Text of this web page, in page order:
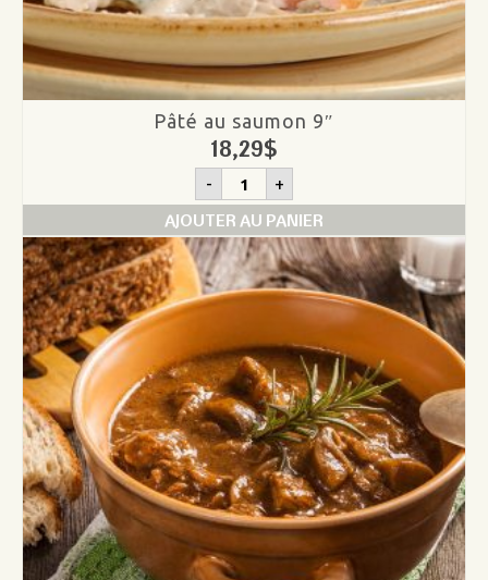
Pâté au saumon 9″
18,29$
- quantité
de
Pâté
au
saumon
9"
+
AJOUTER AU PANIER